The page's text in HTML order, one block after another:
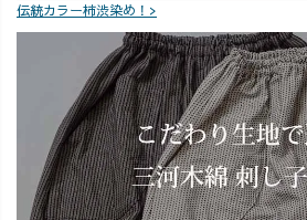
にボリュームが
出るアイテムと
コーデすると、
上半身が華奢見
えするのでおす
すめですよ❤️
生地には、愛知
県西尾市産のコ
ットンニットを
し、生地を作っ
てもらいました
🥹✨ この道〇十
年の熟練の編
み、さすがです
🤭❤️ 春・秋・
冬とロングシー
ズン長く使って
伝統カラー柿渋染め！>